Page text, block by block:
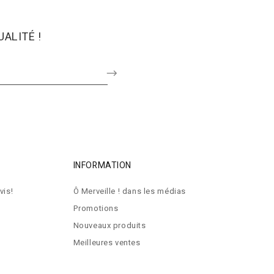
!
INFORMATION
Ô Merveille ! dans les médias
Promotions
Nouveaux produits
Meilleures ventes